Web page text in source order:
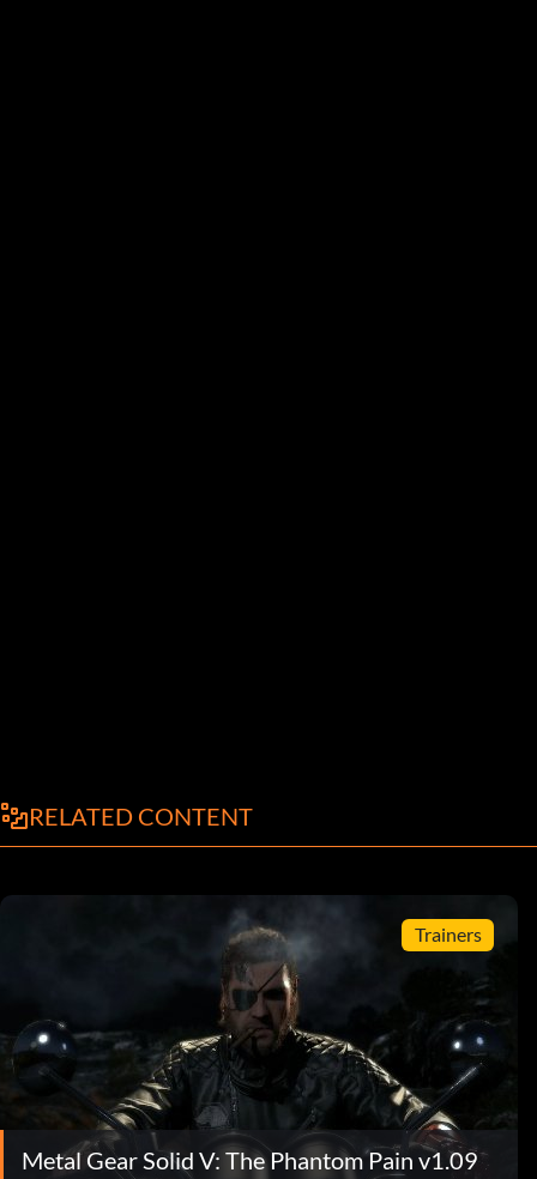
RELATED CONTENT
Trainers
Metal Gear Solid V: The Phantom Pain v1.09